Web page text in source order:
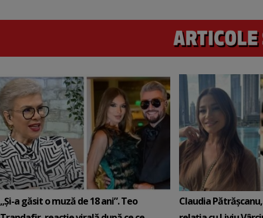
„Și-a găsit o muză de 18 ani”. Teo
Claudia